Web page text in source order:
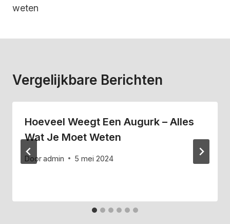
weten
Vergelijkbare Berichten
Hoeveel Weegt Een Augurk – Alles
Wat Je Moet Weten
Dooradmin 5 mei 2024